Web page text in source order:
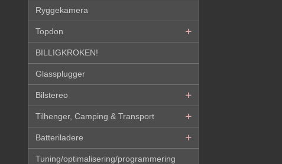
Ryggekamera
Topdon
BILLIGKROKEN!
Glassplugger
Bilstereo
Tilhenger, Camping & Transport
Batteriladere
Tuning/optimalisering/programmering